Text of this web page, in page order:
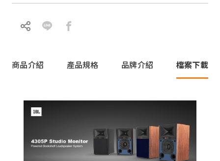
商品介紹 產品規格 品牌介紹 檔案下載